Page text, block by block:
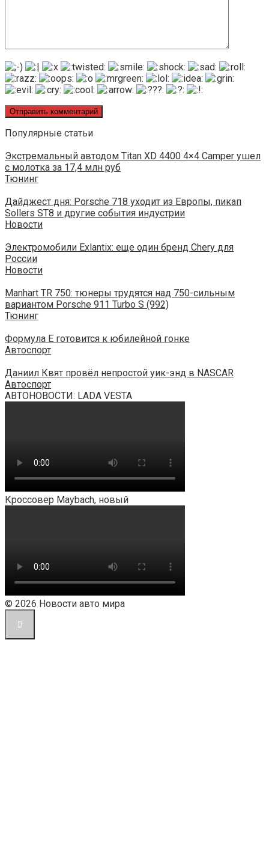
Популярные статьи
Экстремальный автодом Titan XD 4400 4×4 Camper ушел
с молотка за 17,4 млн руб
Тюнинг
Дайджест дня: Porsche 718 уходит из Европы, пикап
Sollers ST8 и другие события индустрии
Новости
Электромобили Exlantix: еще один бренд Chery для
России
Новости
Manhart TR 750: тюнеры трудятся над 750-сильным
вариантом Porsche 911 Turbo S (992)
Тюнинг
Формула E готовится к юбилейной гонке
Автоспорт
Даниил Квят провёл непростой уик-энд в NASCAR
Автоспорт
АВТОНОВОСТИ: LADA VESTA
Кроссовер Maybach, новый
© 2026 Новости авто мира